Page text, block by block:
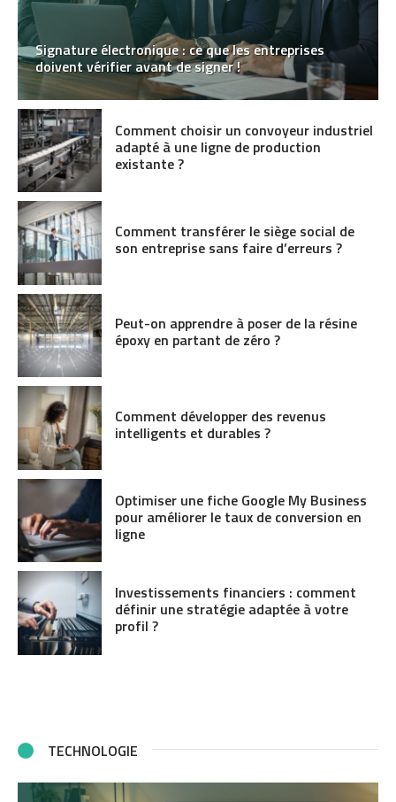
Signature électronique : ce que les entreprises
doivent vérifier avant de signer !
Comment choisir un convoyeur industriel
adapté à une ligne de production
existante ?
Comment transférer le siège social de
son entreprise sans faire d’erreurs ?
Peut-on apprendre à poser de la résine
époxy en partant de zéro ?
Comment développer des revenus
intelligents et durables ?
Optimiser une fiche Google My Business
pour améliorer le taux de conversion en
ligne
Investissements financiers : comment
définir une stratégie adaptée à votre
profil ?
TECHNOLOGIE